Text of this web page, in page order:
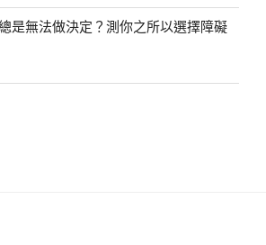
是無法做決定？測你之所以選擇障礙